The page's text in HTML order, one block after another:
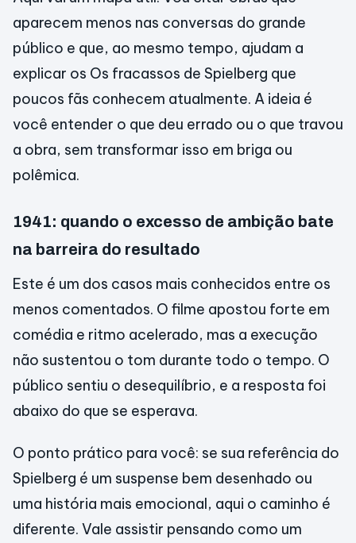
aparecem menos nas conversas do grande
público e que, ao mesmo tempo, ajudam a
explicar os Os fracassos de Spielberg que
poucos fãs conhecem atualmente. A ideia é
você entender o que deu errado ou o que travou
a obra, sem transformar isso em briga ou
polêmica.
1941: quando o excesso de ambição bate
na barreira do resultado
Este é um dos casos mais conhecidos entre os
menos comentados. O filme apostou forte em
comédia e ritmo acelerado, mas a execução
não sustentou o tom durante todo o tempo. O
público sentiu o desequilíbrio, e a resposta foi
abaixo do que se esperava.
O ponto prático para você: se sua referência do
Spielberg é um suspense bem desenhado ou
uma história mais emocional, aqui o caminho é
diferente. Vale assistir pensando como um